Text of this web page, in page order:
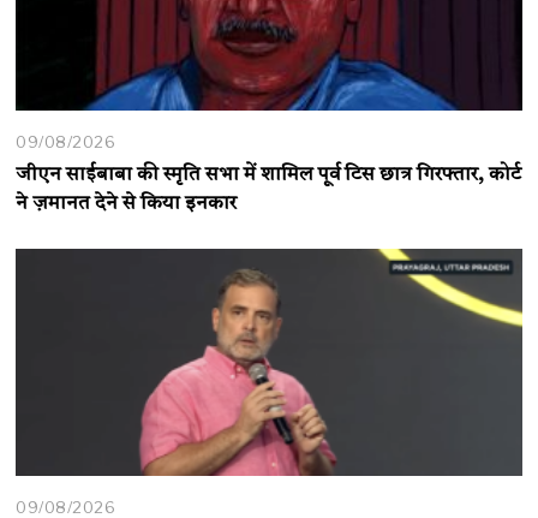
09/08/2026
जीएन साईबाबा की स्मृति सभा में शामिल पूर्व टिस छात्र गिरफ्तार, कोर्ट
ने ज़मानत देने से किया इनकार
09/08/2026